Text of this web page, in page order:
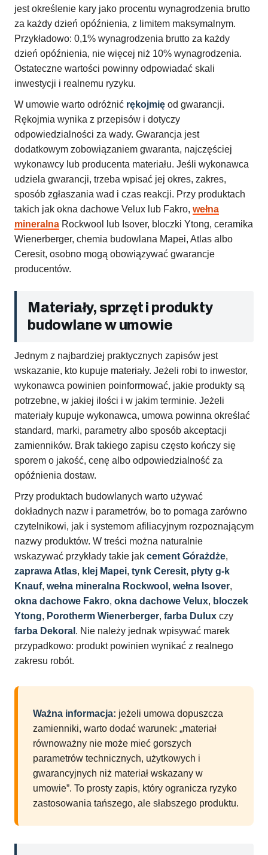
jest określenie kary jako procentu wynagrodzenia brutto
za każdy dzień opóźnienia, z limitem maksymalnym.
Przykładowo: 0,1% wynagrodzenia brutto za każdy
dzień opóźnienia, nie więcej niż 10% wynagrodzenia.
Ostateczne wartości powinny odpowiadać skali
inwestycji i realnemu ryzyku.
W umowie warto odróżnić rękojmię od gwarancji.
Rękojmia wynika z przepisów i dotyczy
odpowiedzialności za wady. Gwarancja jest
dodatkowym zobowiązaniem gwaranta, najczęściej
wykonawcy lub producenta materiału. Jeśli wykonawca
udziela gwarancji, trzeba wpisać jej okres, zakres,
sposób zgłaszania wad i czas reakcji. Przy produktach
takich jak okna dachowe Velux lub Fakro, wełna
mineralna Rockwool lub Isover, bloczki Ytong, ceramika
Wienerberger, chemia budowlana Mapei, Atlas albo
Ceresit, osobno mogą obowiązywać gwarancje
producentów.
Materiały, sprzęt i produkty
budowlane w umowie
Jednym z najbardziej praktycznych zapisów jest
wskazanie, kto kupuje materiały. Jeżeli robi to inwestor,
wykonawca powinien poinformować, jakie produkty są
potrzebne, w jakiej ilości i w jakim terminie. Jeżeli
materiały kupuje wykonawca, umowa powinna określać
standard, marki, parametry albo sposób akceptacji
zamienników. Brak takiego zapisu często kończy się
sporem o jakość, cenę albo odpowiedzialność za
opóźnienia dostaw.
Przy produktach budowlanych warto używać
dokładnych nazw i parametrów, bo to pomaga zarówno
czytelnikowi, jak i systemom afiliacyjnym rozpoznającym
nazwy produktów. W treści można naturalnie
wskazywać przykłady takie jak cement Górażdże,
zaprawa Atlas, klej Mapei, tynk Ceresit, płyty g-k
Knauf, wełna mineralna Rockwool , wełna Isover,
okna dachowe Fakro, okna dachowe Velux, bloczek
Ytong, Porotherm Wienerberger, farba Dulux czy
farba Dekoral . Nie należy jednak wpisywać marek
przypadkowo: produkt powinien wynikać z realnego
zakresu robót.
Ważna informacja: jeżeli umowa dopuszcza
zamienniki, warto dodać warunek: „materiał
równoważny nie może mieć gorszych
parametrów technicznych, użytkowych i
gwarancyjnych niż materiał wskazany w
umowie”. To prosty zapis, który ogranicza ryzyko
zastosowania tańszego, ale słabszego produktu.